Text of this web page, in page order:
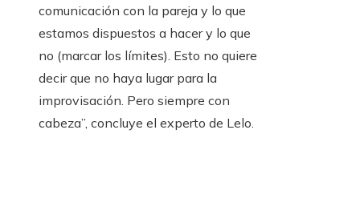
comunicación con la pareja y lo que
estamos dispuestos a hacer y lo que
no (marcar los límites). Esto no quiere
decir que no haya lugar para la
improvisación. Pero siempre con
cabeza”, concluye el experto de Lelo.